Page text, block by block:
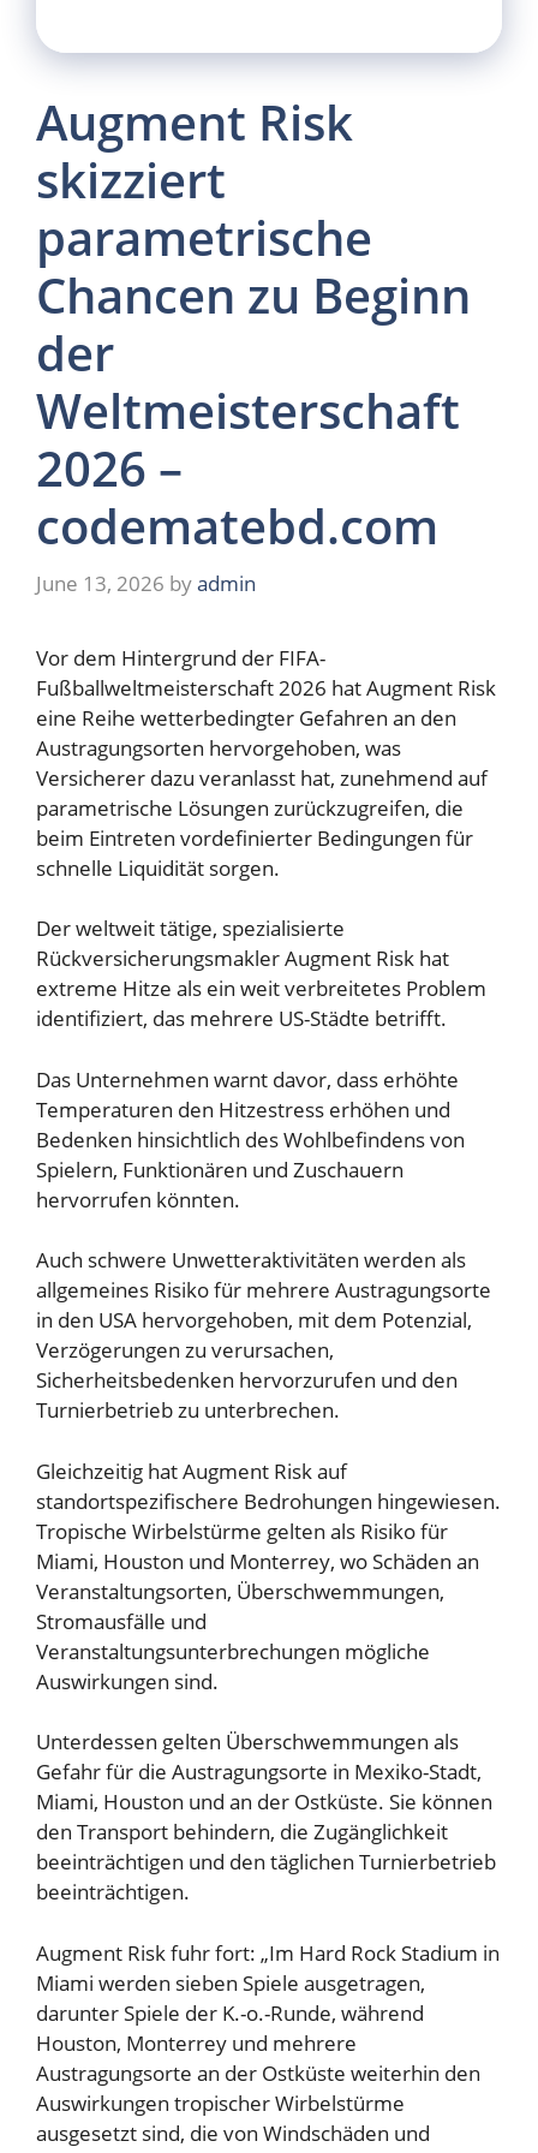
Augment Risk
skizziert
parametrische
Chancen zu Beginn
der
Weltmeisterschaft
2026 –
codematebd.com
June 13, 2026 byadmin
Vor dem Hintergrund der FIFA-
Fußballweltmeisterschaft 2026 hat Augment Risk
eine Reihe wetterbedingter Gefahren an den
Austragungsorten hervorgehoben, was
Versicherer dazu veranlasst hat, zunehmend auf
parametrische Lösungen zurückzugreifen, die
beim Eintreten vordefinierter Bedingungen für
schnelle Liquidität sorgen.
Der weltweit tätige, spezialisierte
Rückversicherungsmakler Augment Risk hat
extreme Hitze als ein weit verbreitetes Problem
identifiziert, das mehrere US-Städte betrifft.
Das Unternehmen warnt davor, dass erhöhte
Temperaturen den Hitzestress erhöhen und
Bedenken hinsichtlich des Wohlbefindens von
Spielern, Funktionären und Zuschauern
hervorrufen könnten.
Auch schwere Unwetteraktivitäten werden als
allgemeines Risiko für mehrere Austragungsorte
in den USA hervorgehoben, mit dem Potenzial,
Verzögerungen zu verursachen,
Sicherheitsbedenken hervorzurufen und den
Turnierbetrieb zu unterbrechen.
Gleichzeitig hat Augment Risk auf
standortspezifischere Bedrohungen hingewiesen.
Tropische Wirbelstürme gelten als Risiko für
Miami, Houston und Monterrey, wo Schäden an
Veranstaltungsorten, Überschwemmungen,
Stromausfälle und
Veranstaltungsunterbrechungen mögliche
Auswirkungen sind.
Unterdessen gelten Überschwemmungen als
Gefahr für die Austragungsorte in Mexiko-Stadt,
Miami, Houston und an der Ostküste. Sie können
den Transport behindern, die Zugänglichkeit
beeinträchtigen und den täglichen Turnierbetrieb
beeinträchtigen.
Augment Risk fuhr fort: „Im Hard Rock Stadium in
Miami werden sieben Spiele ausgetragen,
darunter Spiele der K.-o.-Runde, während
Houston, Monterrey und mehrere
Austragungsorte an der Ostküste weiterhin den
Auswirkungen tropischer Wirbelstürme
ausgesetzt sind, die von Windschäden und